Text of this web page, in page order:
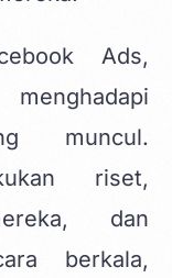
Ads,
muncul.
riset,
dan
berkala,